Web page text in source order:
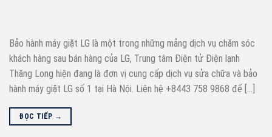
Bảo hành máy giặt LG là một trong những mảng dịch vụ chăm sóc
khách hàng sau bán hàng của LG, Trung tâm Điện tử Điện lạnh
Thăng Long hiện đang là đơn vị cung cấp dịch vụ sửa chữa và bảo
hành máy giặt LG số 1 tại Hà Nội. Liên hệ +8443 758 9868 để […]
ĐỌC TIẾP →